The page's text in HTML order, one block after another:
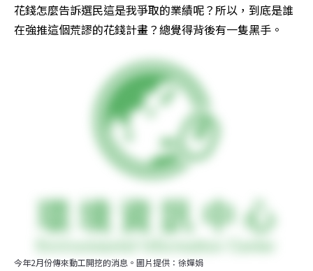
花錢怎麼告訴選民這是我爭取的業績呢？所以，到底是誰
在強推這個荒謬的花錢計畫？總覺得背後有一隻黑手。
今年2月份傳來動工開挖的消息。圖片提供：徐嬋娟